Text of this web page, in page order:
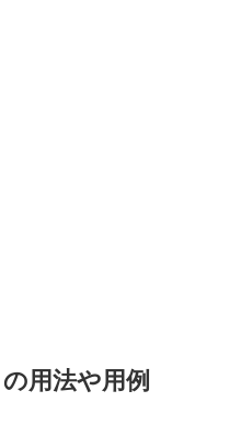
用法や用例